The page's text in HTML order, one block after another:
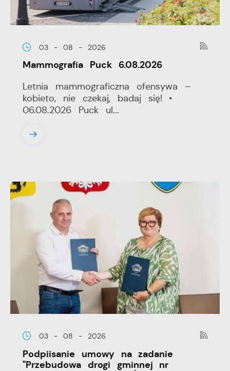
03 - 08 - 2026
Mammografia Puck 6.08.2026
Letnia mammograficzna ofensywa –
kobieto, nie czekaj, badaj się! •
06.08.2026 Puck ul...
03 - 08 - 2026
Podpiisanie umowy na zadanie
"Przebudowa drogi gminnej nr